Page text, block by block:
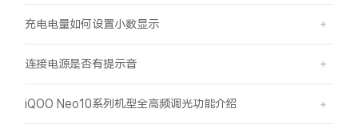
充电电量如何设置小数显示
连接电源是否有提示音
iQOO Neo10系列机型全高频调光功能介绍